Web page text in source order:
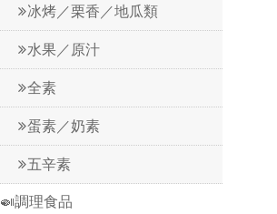
冰烤／栗香／地瓜類
水果／原汁
全素
蛋素／奶素
五辛素
🍛調理食品